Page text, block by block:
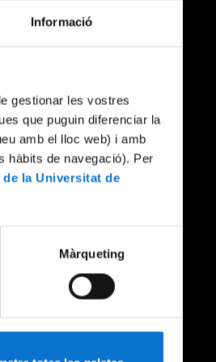
Informació
gestionar les vostres
que puguin diferenciar la
amb el lloc web) i amb
hàbits de navegació). Per
la Universitat de
Màrqueting